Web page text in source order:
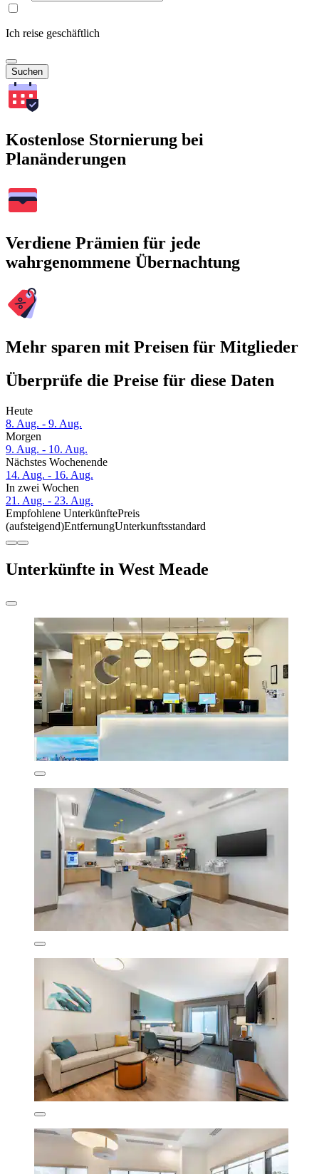
Ich reise geschäftlich
Suchen
Kostenlose Stornierung bei
Planänderungen
Verdiene Prämien für jede
wahrgenommene Übernachtung
Mehr sparen mit Preisen für Mitglieder
Überprüfe die Preise für diese Daten
Heute
8. Aug. - 9. Aug.
Morgen
9. Aug. - 10. Aug.
Nächstes Wochenende
14. Aug. - 16. Aug.
In zwei Wochen
21. Aug. - 23. Aug.
Empfohlene UnterkünftePreis
(aufsteigend)EntfernungUnterkunftsstandard
Unterkünfte in West Meade